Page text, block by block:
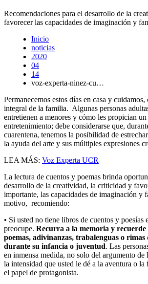
Recomendaciones para el desarrollo de la
favorecer las capacidades de imaginación y
Inicio
noticias
2020
04
14
voz-experta-ninez-cu…
Permanecemos estos días en casa y
integral de la familia. Algunas personas
entretienen a menores y cómo les propician un
entretenimiento; debe considerarse que,
cuarentena, tenemos la posibilidad de
la ayuda del arte y sus múltiples expresiones
LEA MÁS: Voz Experta UCR
La lectura de cuentos y poemas brinda
desarrollo de la creatividad, la criticidad y
importante, las capacidades de imaginación y
motivo, recomiendo:
• Si usted no tiene libros de cuentos y poesías
preocupe. Recurra a la memoria y recuerde
poemas, adivinanzas, trabalenguas o rimas
durante su infancia o juventud. Las
en inmensa medida, no solo del argumento de
la intensidad que usted le dé a la aventura o la
el papel de protagonista.